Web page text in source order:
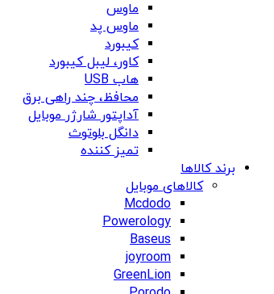
ماوس
ماوس پد
کیبورد
کاور، لیبل کیبورد
هاب USB
محافظ، چند راهی برق
آداپتور شارژر موبایل
دانگل بلوتوث
تمیز کننده
برند کالاها
کالاهای موبایل
Mcdodo
Powerology
Baseus
joyroom
GreenLion